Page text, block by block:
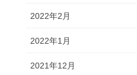
2022年2月
2022年1月
2021年12月